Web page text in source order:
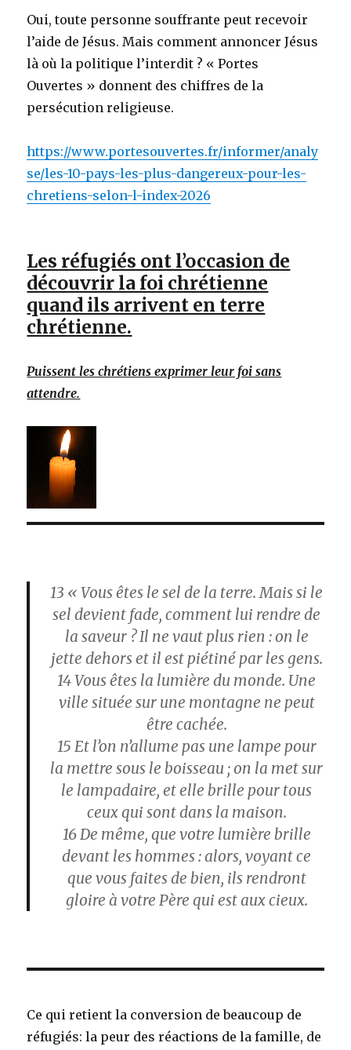
Oui, toute personne souffrante peut recevoir
l’aide de Jésus. Mais comment annoncer Jésus
là où la politique l’interdit ? « Portes
Ouvertes » donnent des chiffres de la
persécution religieuse.
https://www.portesouvertes.fr/informer/analy
se/les-10-pays-les-plus-dangereux-pour-les-
chretiens-selon-l-index-2026
Les réfugiés ont l’occasion de
découvrir la foi chrétienne
quand ils arrivent en terre
chrétienne.
Puissent les chrétiens exprimer leur foi sans
attendre.
13 « Vous êtes le sel de la terre. Mais si le
sel devient fade, comment lui rendre de
la saveur ? Il ne vaut plus rien : on le
jette dehors et il est piétiné par les gens.
14Vous êtes la lumière du monde. Une
ville située sur une montagne ne peut
être cachée.
15 Et l’on n’allume pas une lampe pour
la mettre sous le boisseau ; on la met sur
le lampadaire, et elle brille pour tous
ceux qui sont dans la maison.
16De même, que votre lumière brille
devant les hommes : alors, voyant ce
que vous faites de bien, ils rendront
gloire à votre Père qui est aux cieux.
Ce qui retient la conversion de beaucoup de
réfugiés: la peur des réactions de la famille, de